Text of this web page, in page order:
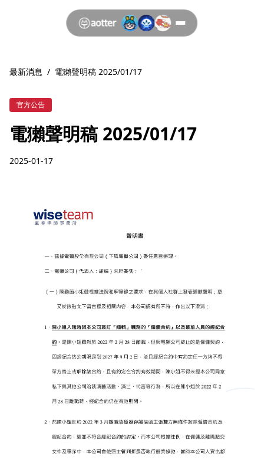
最新消息 / 電獺聲明稿 2025/01/17
官方公告
電獺聲明稿 2025/01/17
2025-01-17